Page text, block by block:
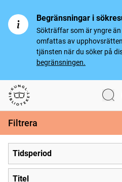
Begränsningar i
Sökträffar som är yngre
omfattas av
tjänsten när du söker på
begränsningen.
Svenska tidningar
Filtrera
Tidsperiod
Titel